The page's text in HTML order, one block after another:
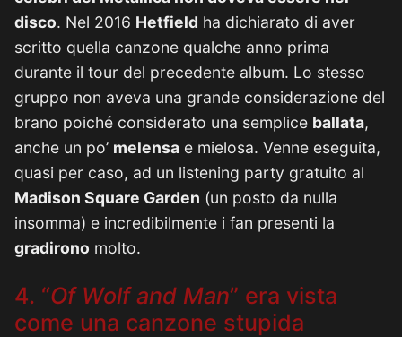
disco. Nel 2016 Hetfield ha dichiarato di aver
scritto quella canzone qualche anno prima
durante il tour del precedente album. Lo stesso
gruppo non aveva una grande considerazione del
brano poiché considerato una semplice ballata,
anche un po’ melensa e mielosa. Venne eseguita,
quasi per caso, ad un listening party gratuito al
Madison Square Garden (un posto da nulla
insomma) e incredibilmente i fan presenti la
gradirono molto.
4. “Of Wolf and Man” era vista
come una canzone stupida